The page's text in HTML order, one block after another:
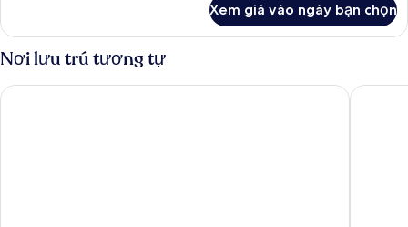
Standard
Room
Xem giá vào ngày bạn chọn
Nơi lưu trú tương tự
Lara Garden Hotel Mrt